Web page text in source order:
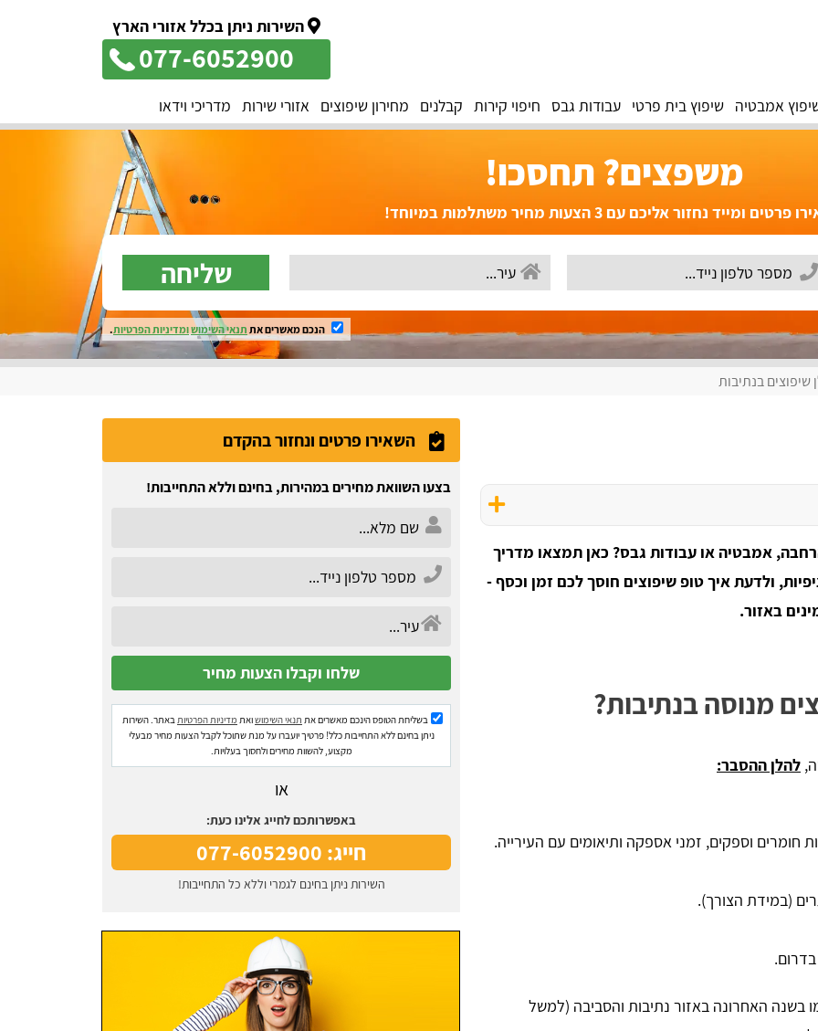
השירות ניתן בכלל אזורי הארץ
077-6052900
אמבטיה שיפוץ בית פרטי עבודות גבס חיפוי קירות קבלנים מחירון שיפוצים אזורי שירות מדריכי וידאו
משפצים? תחסכו!
ומייד נחזור אליכם עם 3 הצעות מחיר משתלמות במיוחד!
שליחה
הנכם מאשרים את תנאי השימושומדיניות הפרטיות.
שיפוצים בנתיבות
אמבטיה או עבודות גבס? כאן תמצאו מדריך
ולדעת איך טופ שיפוצים חוסך לכם זמן וכסף -
באזור.
מנוסה בנתיבות?
להלן ההסבר:
חומרים וספקים, זמני אספקה ותיאומים עם העירייה.
(במידת הצורך).
בשנה האחרונה באזור נתיבות והסביבה (למשל
השאירו פרטים ונחזור בהקדם
בצעו השוואת מחירים במהירות, בחינם וללא התחייבות!
בשליחת הטופס הינכם מאשרים את תנאי השימושואת מדיניות הפרטיותבאתר. השירות
ניתן בחינם ללא התחייבות כלל! פרטיך יועברו על מנת שתוכל לקבל הצעות מחיר מבעלי
מקצוע, להשוות מחירים ולחסוך בעלויות.
או
באפשרותכם לחייג אלינו כעת:
חייג: 077-6052900
השירות ניתן בחינם לגמרי וללא כל התחייבות!